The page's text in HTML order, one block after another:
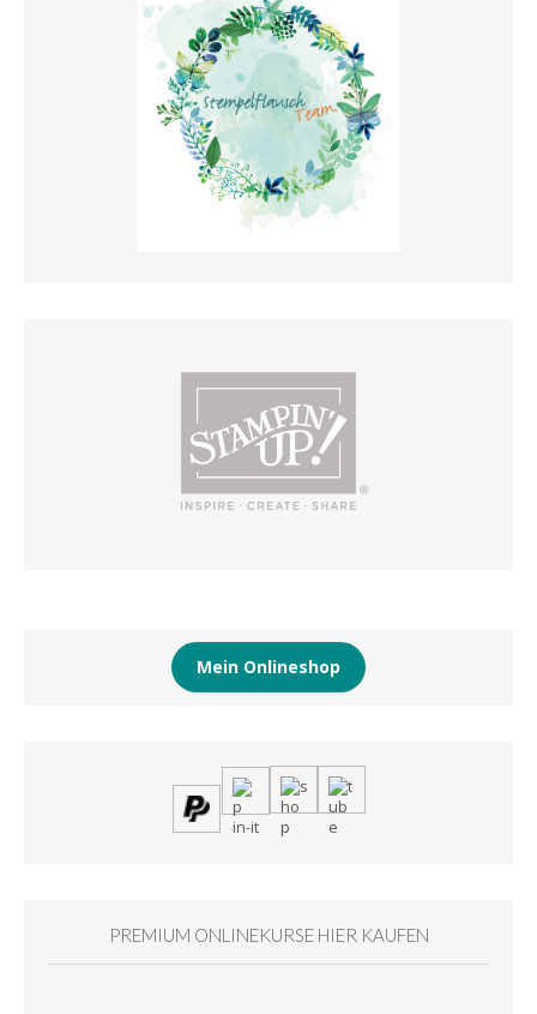
Mein Onlineshop
PREMIUM ONLINEKURSE HIER KAUFEN